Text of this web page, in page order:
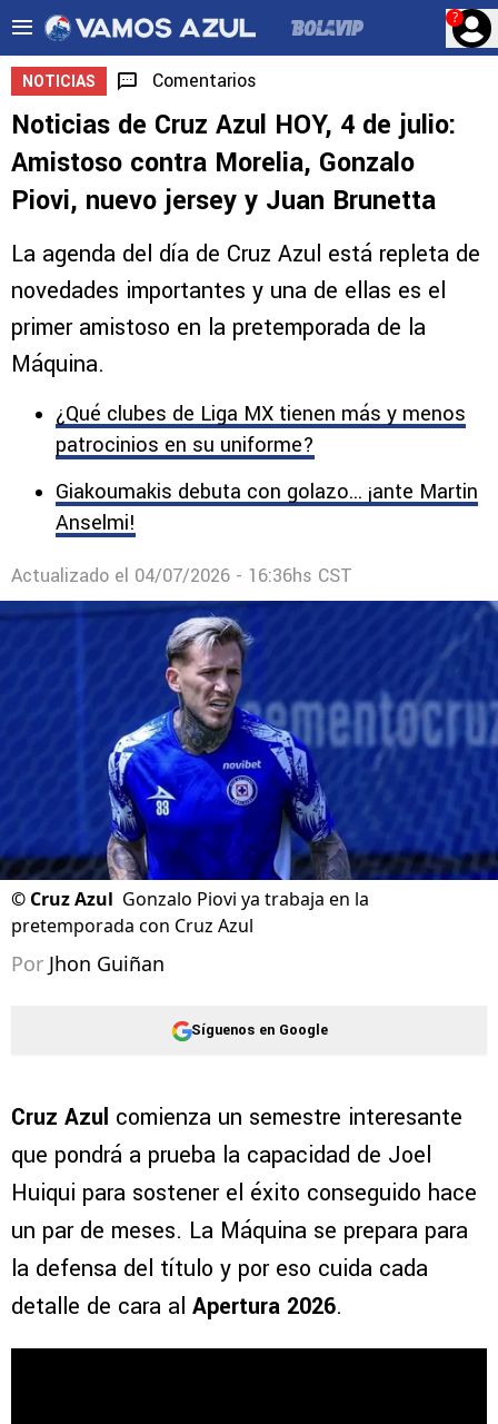
?
NOTICIAS Comentarios
Noticias de Cruz Azul HOY, 4 de julio:
Amistoso contra Morelia, Gonzalo
Piovi, nuevo jersey y Juan Brunetta
La agenda del día de Cruz Azul está repleta de
novedades importantes y una de ellas es el
primer amistoso en la pretemporada de la
Máquina.
¿Qué clubes de Liga MX tienen más y menos
patrocinios en su uniforme?
Giakoumakis debuta con golazo... ¡ante Martin
Anselmi!
Actualizado el 04/07/2026 - 16:36hs CST
© Cruz Azul Gonzalo Piovi ya trabaja en la
pretemporada con Cruz Azul
Por Jhon Guiñan
Síguenos en Google
Cruz Azul comienza un semestre interesante
que pondrá a prueba la capacidad de Joel
Huiqui para sostener el éxito conseguido hace
un par de meses. La Máquina se prepara para
la defensa del título y por eso cuida cada
detalle de cara al Apertura 2026.